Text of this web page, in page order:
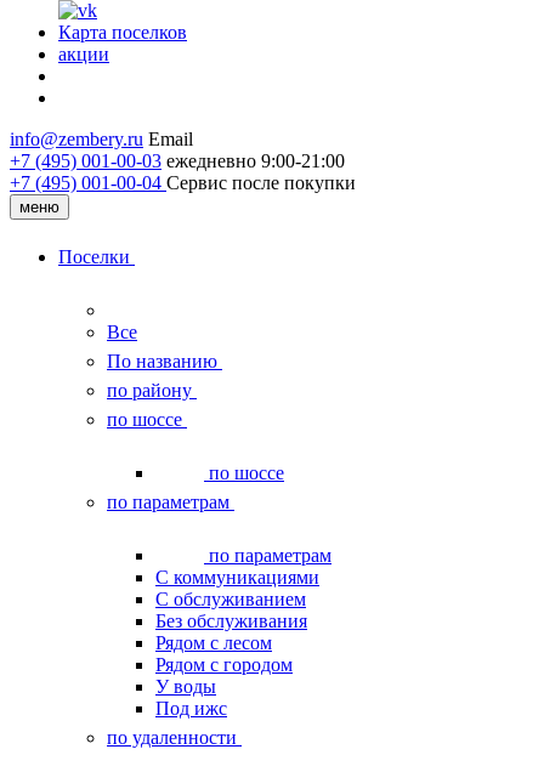
Карта поселков
акции
info@zembery.ru Email
+7 (495) 001-00-03 ежедневно 9:00-21:00
+7 (495) 001‑00‑04 Сервис после покупки
меню
Поселки
Все
По названию
по району
по шоссе
по шоссе
по параметрам
по параметрам
С коммуникациями
С обслуживанием
Без обслуживания
Рядом с лесом
Рядом с городом
У воды
Под ижс
по удаленности